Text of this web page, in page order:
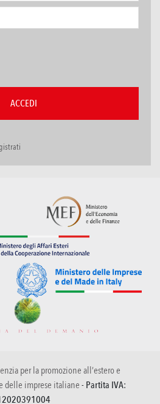
per la promozione all’estero e
delle imprese italiane - Partita IVA: